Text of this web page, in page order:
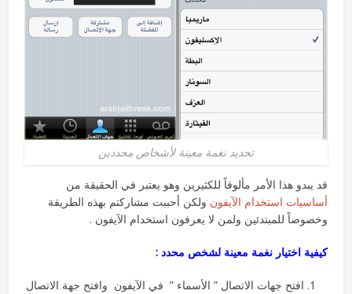
تحديد نغمة معينة لأشخاص محددين
قد يبدو هذا الأمر مألوفاً للكثيرين وهو يعتبر في الحقيقة من
أساسيات استخدام الآيفون ولكن أحببت مشاركتم بهذه الطريقة
وخصوصاً للمبتدئين ولمن لا يعرفون استخدام الآيفون .
كيفية اختيار نغمة معينة لشخص محدد :
افتح جهات الاتصال ” الأسماء ” في الآيفون وافتح جهة الاتصال